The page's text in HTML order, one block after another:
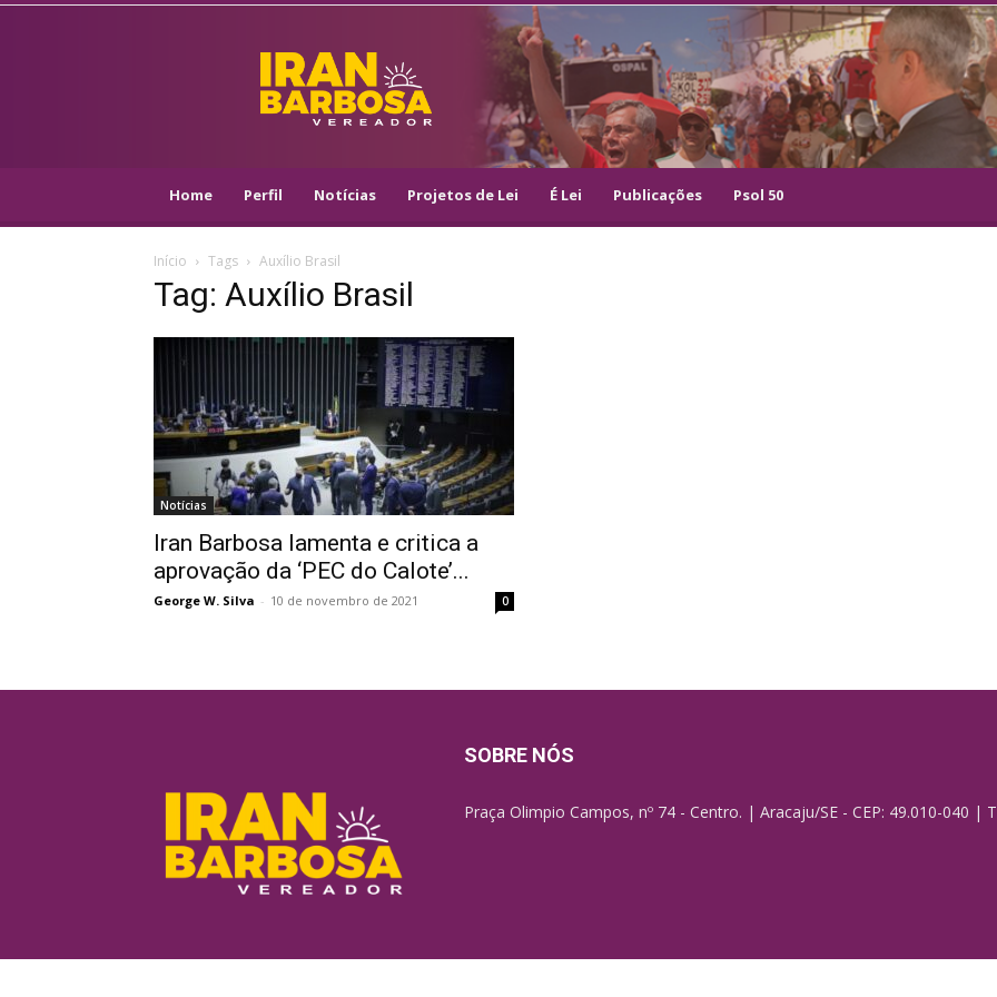
IRAN
BARBOSA
–
VEREADOR
–
Home Perfil Notícias Projetos de Lei É Lei Publicações Psol 50
Início Tags Auxílio Brasil
Tag: Auxílio Brasil
Notícias
Iran Barbosa lamenta e critica a
aprovação da ‘PEC do Calote’...
George W. Silva - 10 de novembro de 2021 0
SOBRE NÓS
Praça Olimpio Campos, nº 74 - Centro. | Aracaju/SE - CEP: 49.010-040 |